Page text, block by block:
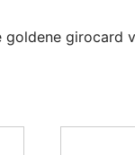
goldene girocard